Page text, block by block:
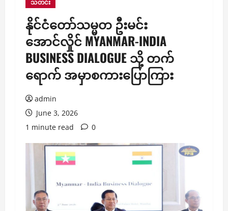
သတင်း
နိုင်ငံတော်သမ္မတ ဦးမင်း
အောင်လှိုင် MYANMAR-INDIA
BUSINESS DIALOGUE သို့ တက်
ရောက် အမှာစကားပြောကြား
admin
June 3, 2026
1 minute read
0